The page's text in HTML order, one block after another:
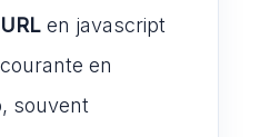
l
di
URL en javascript
en
souvent